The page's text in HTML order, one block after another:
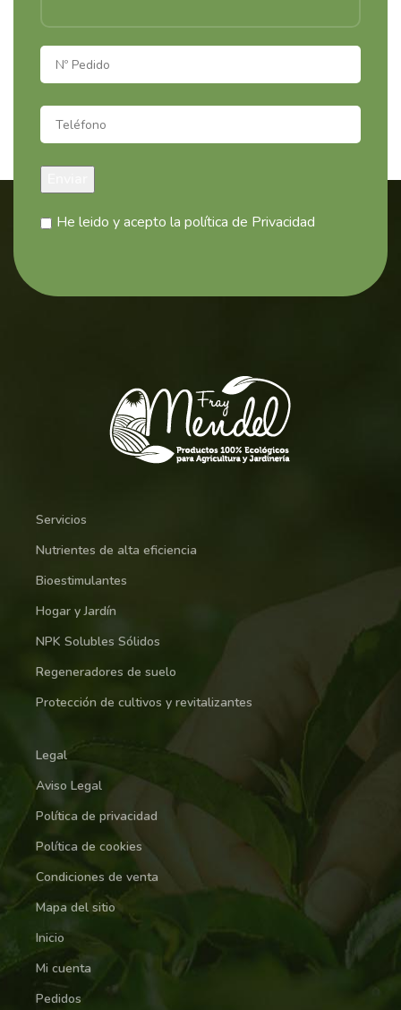
He leido y acepto la política de Privacidad
Servicios
Nutrientes de alta eficiencia
Bioestimulantes
Hogar y Jardín
NPK Solubles Sólidos
Regeneradores de suelo
Protección de cultivos y revitalizantes
Legal
Aviso Legal
Política de privacidad
Política de cookies
Condiciones de venta
Mapa del sitio
Inicio
Mi cuenta
Pedidos